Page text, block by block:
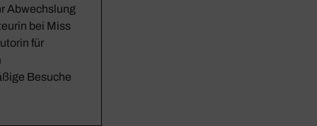
Abwechslung
bei Miss
für
Besuche